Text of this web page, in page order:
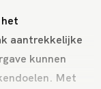
aantrekkelijke
kunnen
Met